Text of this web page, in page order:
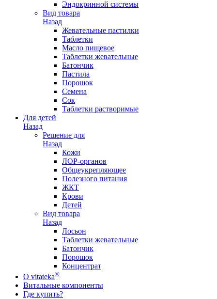
Эндокринной системы
Вид товара
Назад
Жевательные пастилки
Таблетки
Масло пищевое
Таблетки жевательные
Батончик
Пастила
Порошок
Семена
Сок
Таблетки растворимые
Для детей
Назад
Решение для
Назад
Кожи
ЛОР-органов
Общеукрепляющее
Полезного питания
ЖКТ
Крови
Детей
Вид товара
Назад
Лосьон
Таблетки жевательные
Батончик
Порошок
Концентрат
О vitateka®
Витальные компоненты
Где купить?